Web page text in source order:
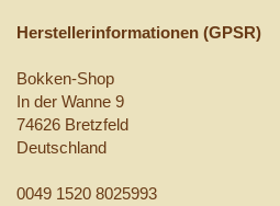
Herstellerinformationen (GPSR)
Bokken-Shop
In der Wanne 9
74626 Bretzfeld
Deutschland
0049 1520 8025993